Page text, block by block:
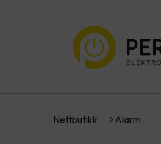
Nettbutikk Alarm